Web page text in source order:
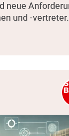
neue
und -vertreter.